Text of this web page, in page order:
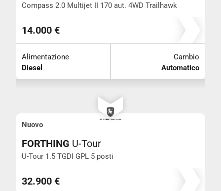
Colore
+ di 5 posti
Iva esposta
Compass 2.0 Multijet II 170 aut. 4WD Trailhawk
Km 176.461
14.000 €
Alimentazione
Diesel
Cambio
Automatico
Nuovo
FORTHING U-Tour
U-Tour 1.5 TGDI GPL 5 posti
32.900 €